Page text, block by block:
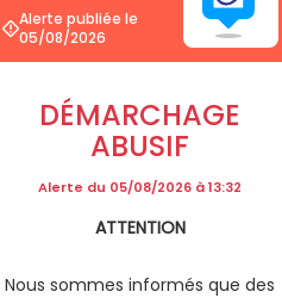
Alerte publiée le
05/08/2026
DÉMARCHAGE
ABUSIF
Alerte du 05/08/2026 à 13:32
ATTENTION
Nous sommes informés que des